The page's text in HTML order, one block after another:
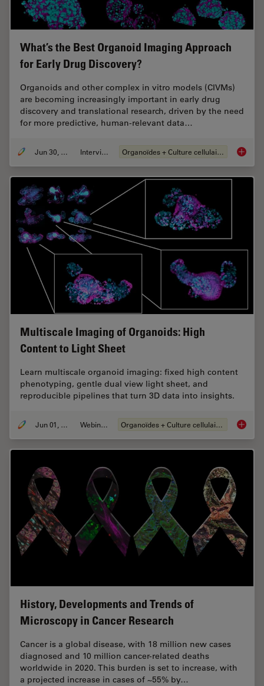
What’s the Best Organoid Imaging Approach
for Early Drug Discovery?
Organoids and other complex in vitro models (CIVMs)
are becoming increasingly important in early drug
discovery and translational research, driven by the need
for more predictive, human-relevant data…
Jun 30, 2026 Interviews Organoïdes + Culture cellulaire en 3D
Multiscale Imaging of Organoids: High
Content to Light Sheet
Learn multiscale organoid imaging: fixed high content
phenotyping, gentle dual view light sheet, and
reproducible pipelines that turn 3D data into insights.
Jun 01, 2026 Webinaire Organoïdes + Culture cellulaire en 3D
History, Developments and Trends of
Microscopy in Cancer Research
Cancer is a global disease, with 18 million new cases
diagnosed and 10 million cancer-related deaths
worldwide in 2020. This burden is set to increase, with
a projected increase in cases of ~55% by…